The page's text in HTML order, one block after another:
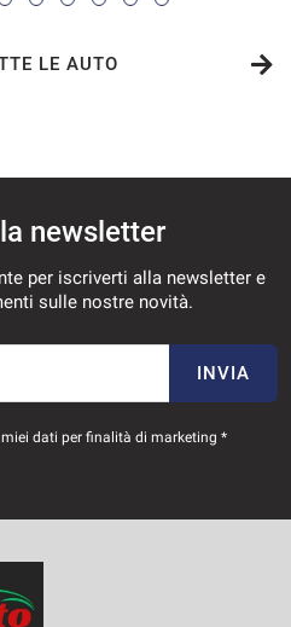
LE AUTO
newsletter
per iscriverti alla newsletter e
sulle nostre novità.
INVIA
dati per finalità di marketing *